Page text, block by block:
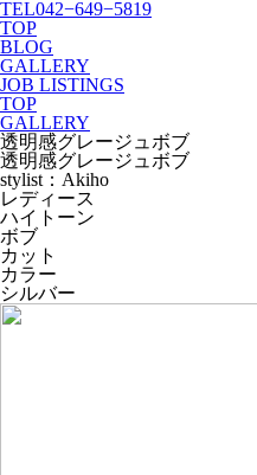
TEL042−649−5819
TOP
BLOG
GALLERY
JOB LISTINGS
TOP
GALLERY
透明感グレージュボブ
透明感グレージュボブ
stylist：Akiho
レディース
ハイトーン
ボブ
カット
カラー
シルバー